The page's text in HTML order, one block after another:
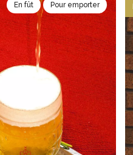
En fût Pour emporter